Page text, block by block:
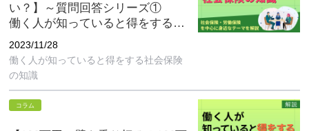
い？】～質問回答シリーズ①
働く人が知っていると得をする社
会保険の知識 第11回
2023/11/28
働く人が知っていると得をする社会保険
の知識
コラム